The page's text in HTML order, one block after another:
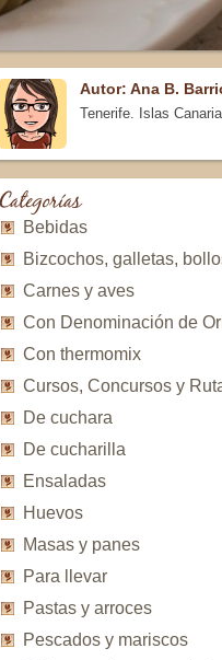
Autor: Ana B.
Tenerife. Islas
Categorías
Bebidas
Bizcochos, galletas,
Carnes y aves
Con Denominación de
Con thermomix
Cursos, Concursos y
De cuchara
De cucharilla
Ensaladas
Huevos
Masas y panes
Para llevar
Pastas y arroces
Pescados y mariscos